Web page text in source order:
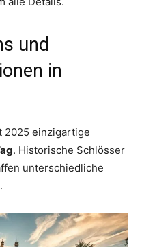
und
in
2025 einzigartige
. Historische Schlösser
unterschiedliche
.